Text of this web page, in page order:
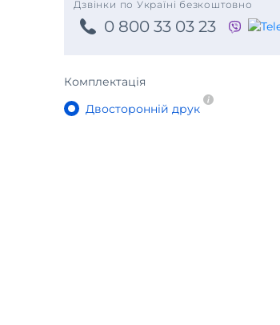
Дзвінки по Україні безкоштовно
0 800 33 03 23
Комплектація
Двосторонній друк